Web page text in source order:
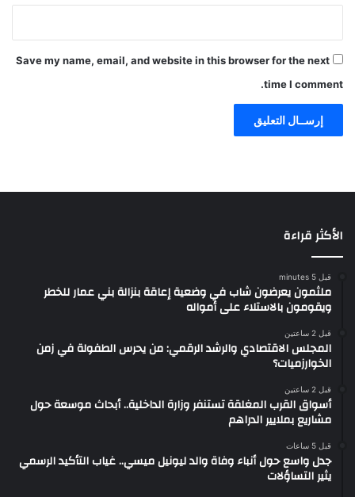
Save my name, email, and website in this browser for the next
time I comment.
الأكثر قراءة
قبل 5 minutes
ملثمون يعرضون شاب في وضعية إعاقة بنزالة بني عمار للخطر
ويقومون بالاستلاء على أمواله
قبل 2 ساعتين
المجلس الاقتصادي والرشد الرقمي: من يحرس الطفولة في زمن
الخوارزميات؟
قبل 2 ساعتين
أسواق القرب المغلقة تستنفر وزارة الداخلية.. أبحاث موسعة حول
مشاريع بملايير الدراهم
قبل 5 ساعات
جدل واسع حول أنباء وفاة والد ليونيل ميسي.. غياب التأكيد الرسمي
يثير التساؤلات